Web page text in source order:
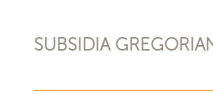
SUBSIDIA